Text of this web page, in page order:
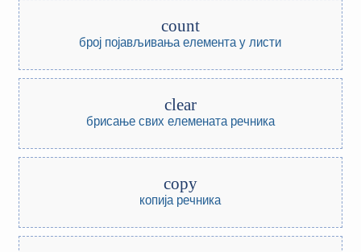
count
број појављивања елемента у листи
clear
брисање свих елемената речника
copy
копија речника